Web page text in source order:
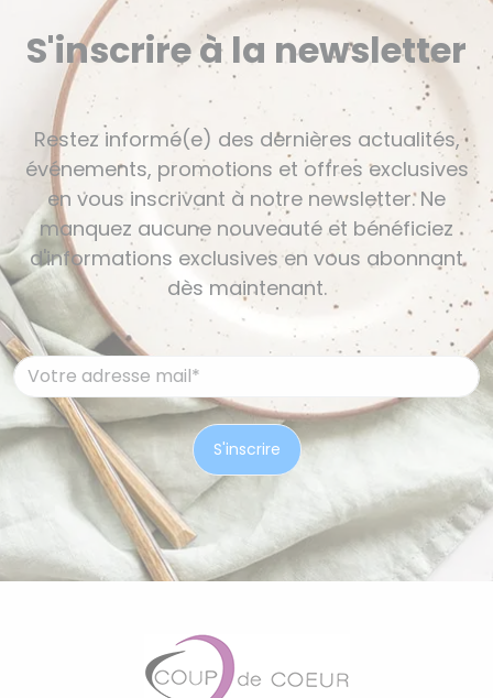
S'inscrire à la newsletter
Restez informé(e) des dernières actualités,
événements, promotions et offres exclusives
en vous inscrivant à notre newsletter. Ne
manquez aucune nouveauté et bénéficiez
d'informations exclusives en vous abonnant
dès maintenant.